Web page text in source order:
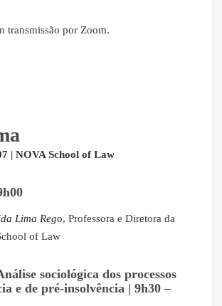
transmissão por Zoom.
| NOVA School of Law
Lima Rego, Professora e Diretora da
of Law
sociológica dos processos
e de pré-insolvência | 9h30 –